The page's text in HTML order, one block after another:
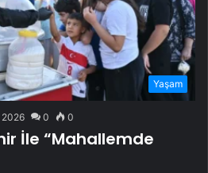
Yaşam
2026 0 0
İle “Mahallemde